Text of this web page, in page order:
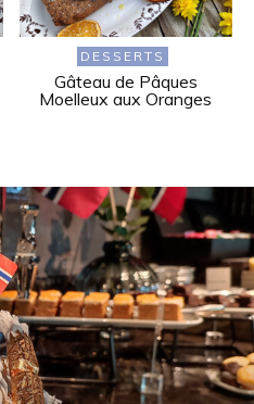
DESSERTS
Gâteau de Pâques
Moelleux aux Oranges